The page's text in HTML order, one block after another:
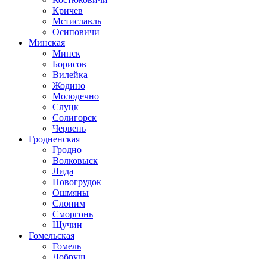
Кричев
Мстиславль
Осиповичи
Минская
Минск
Борисов
Вилейка
Жодино
Молодечно
Слуцк
Солигорск
Червень
Гродненская
Гродно
Волковыск
Лида
Новогрудок
Ошмяны
Слоним
Сморгонь
Щучин
Гомельская
Гомель
Добруш